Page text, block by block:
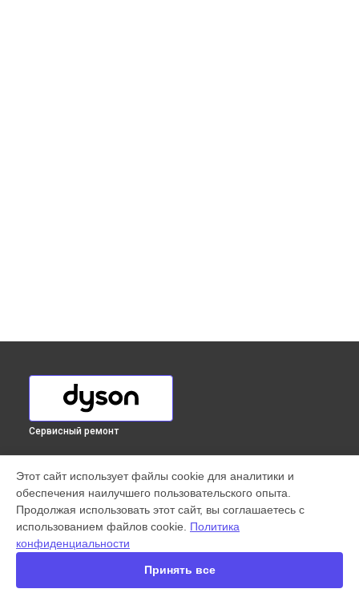
Сервисный ремонт
Вертикальный пылесос
Пылесос
Выпрямитель
Робот-пылесос
Этот сайт использует файлы cookie для аналитики и
обеспечения наилучшего пользовательского опыта.
Продолжая использовать этот сайт, вы соглашаетесь с
использованием файлов cookie. Политика
конфиденциальности
Принять все